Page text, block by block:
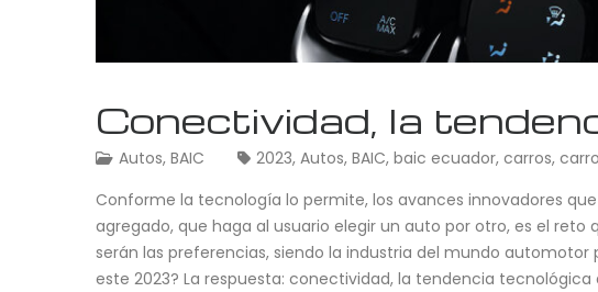
Conectividad, la
Autos, BAIC 2023, Autos, BAIC, baic ecuador, carros,
Conforme la tecnología lo permite, los avances innovadores
agregado, que haga al usuario elegir un auto por otro, es el
serán las preferencias, siendo la industria del mundo
este 2023? La respuesta: conectividad, la tendencia